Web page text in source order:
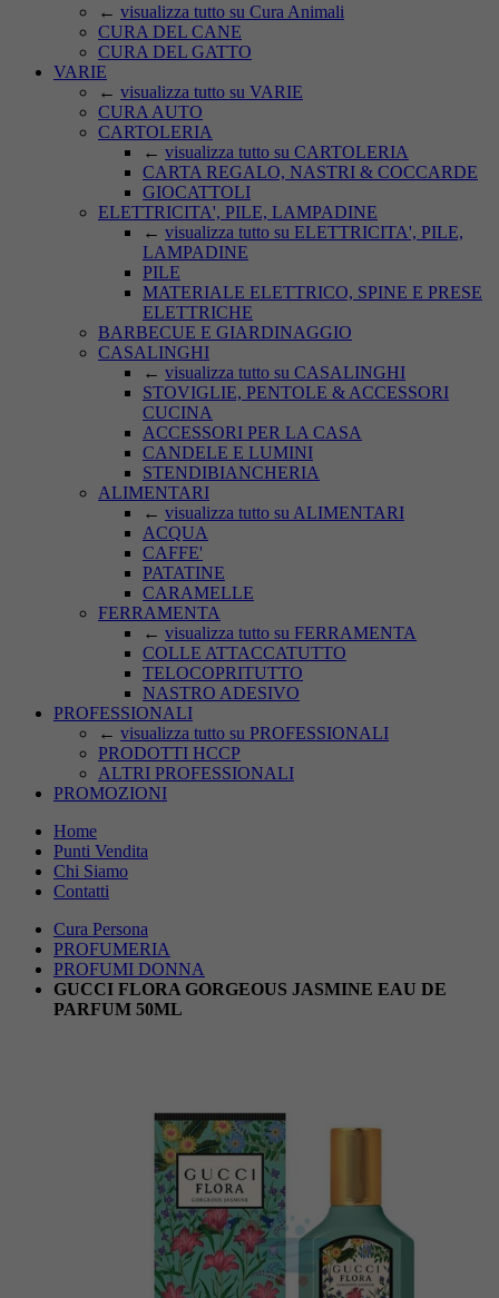
← visualizza tutto su Cura Animali
CURA DEL CANE
CURA DEL GATTO
VARIE
← visualizza tutto su VARIE
CURA AUTO
CARTOLERIA
← visualizza tutto su CARTOLERIA
CARTA REGALO, NASTRI & COCCARDE
GIOCATTOLI
ELETTRICITA', PILE, LAMPADINE
← visualizza tutto su ELETTRICITA', PILE,
LAMPADINE
PILE
MATERIALE ELETTRICO, SPINE E PRESE
ELETTRICHE
BARBECUE E GIARDINAGGIO
CASALINGHI
← visualizza tutto su CASALINGHI
STOVIGLIE, PENTOLE & ACCESSORI
CUCINA
ACCESSORI PER LA CASA
CANDELE E LUMINI
STENDIBIANCHERIA
ALIMENTARI
← visualizza tutto su ALIMENTARI
ACQUA
CAFFE'
PATATINE
CARAMELLE
FERRAMENTA
← visualizza tutto su FERRAMENTA
COLLE ATTACCATUTTO
TELOCOPRITUTTO
NASTRO ADESIVO
PROFESSIONALI
← visualizza tutto su PROFESSIONALI
PRODOTTI HCCP
ALTRI PROFESSIONALI
PROMOZIONI
Home
Punti Vendita
Chi Siamo
Contatti
Cura Persona
PROFUMERIA
PROFUMI DONNA
GUCCI FLORA GORGEOUS JASMINE EAU DE
PARFUM 50ML